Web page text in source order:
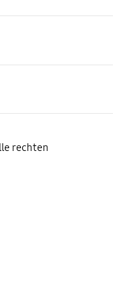
rechten